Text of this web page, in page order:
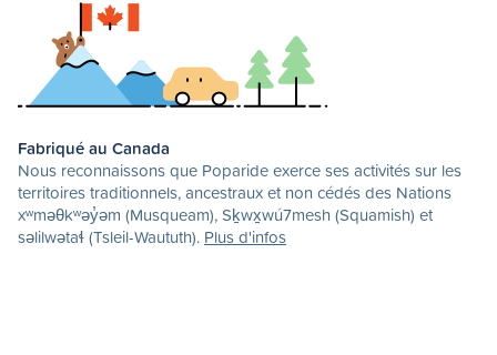
Fabriqué au Canada
Nous reconnaissons que Poparide exerce ses activités sur les
territoires traditionnels, ancestraux et non cédés des Nations
xʷməθkʷəy̓əm (Musqueam), Sḵwx̱wú7mesh (Squamish) et
səlilwətaɬ (Tsleil-Waututh). Plus d'infos